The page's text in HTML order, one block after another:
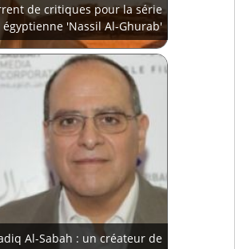
de critiques pour la série
égyptienne 'Nassil Al-Ghurab'
Al-Sabah : un créateur de